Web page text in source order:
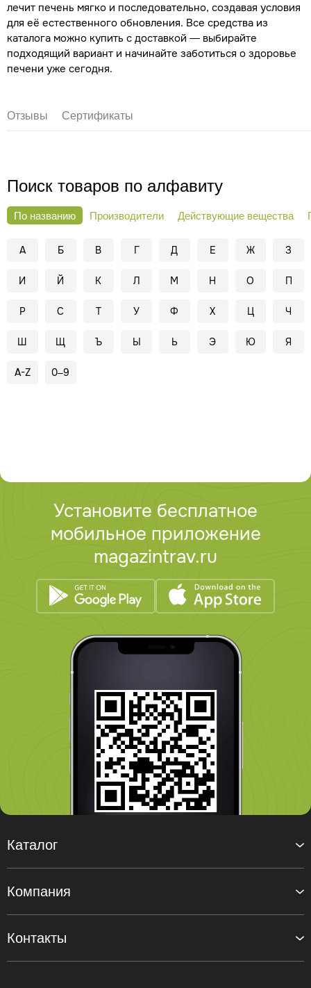
лечит печень мягко и последовательно, создавая условия
для её естественного обновления. Все средства из
каталога можно купить с доставкой — выбирайте
подходящий вариант и начинайте заботиться о здоровье
печени уже сегодня.
Отзывы Сертификаты
Поиск товаров по алфавиту
По названию Производители Действующие вещества
А Б В Г Д Е Ж З
И Й К Л М Н О П
Р С Т У Ф Х Ц Ч
Ш Щ Ъ Ы Ь Э Ю Я
A-Z 0–9
Установите бесплатное
мобильное приложение
magazintrav.ru
Контакты
Каталог
Компания